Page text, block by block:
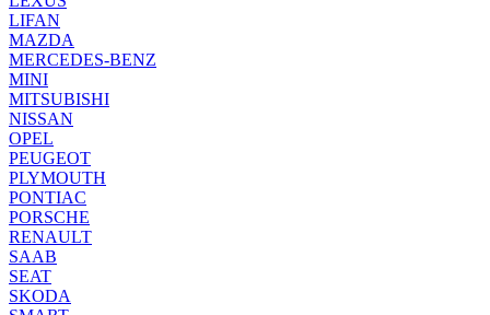
LIFAN
MAZDA
MERCEDES-BENZ
MINI
MITSUBISHI
NISSAN
OPEL
PEUGEOT
PLYMOUTH
PONTIAC
PORSCHE
RENAULT
SAAB
SEAT
SKODA